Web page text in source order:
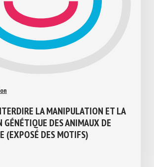
LA MANIPULATION ET
GÉNÉTIQUE DES ANIMAUX
(EXPOSÉ DES MOTIFS)